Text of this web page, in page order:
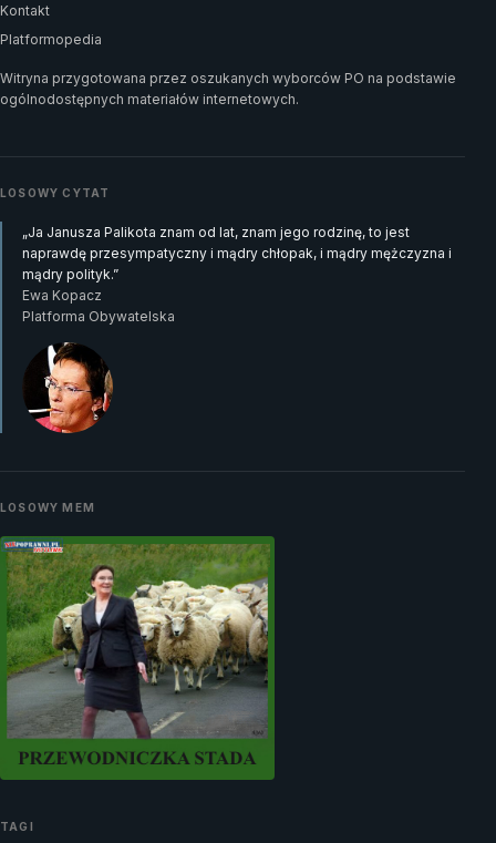
Kontakt
Platformopedia
Witryna przygotowana przez oszukanych wyborców PO na podstawie
ogólnodostępnych materiałów internetowych.
LOSOWY CYTAT
„Ja Janusza Palikota znam od lat, znam jego rodzinę, to jest
naprawdę przesympatyczny i mądry chłopak, i mądry mężczyzna i
mądry polityk.”
Ewa Kopacz
Platforma Obywatelska
LOSOWY MEM
TAGI